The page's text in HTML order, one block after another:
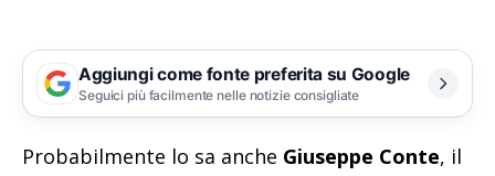
Aggiungi come fonte preferita su Google
Seguici più facilmente nelle notizie consigliate
Probabilmente lo sa anche Giuseppe Conte, il